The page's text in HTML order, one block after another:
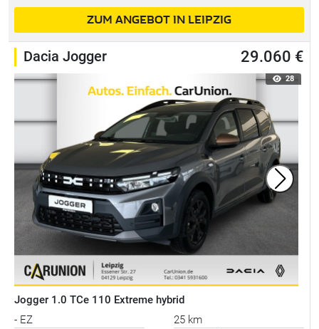
ZUM ANGEBOT IN LEIPZIG
Dacia Jogger 29.060 €
28
Jogger 1.0 TCe 110 Extreme hybrid
- EZ
25 km